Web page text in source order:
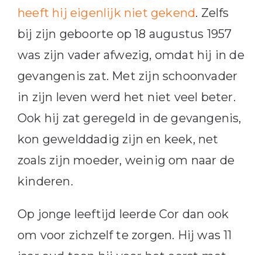
heeft hij eigenlijk niet gekend. Zelfs
bij zijn geboorte op 18 augustus 1957
was zijn vader afwezig, omdat hij in de
gevangenis zat. Met zijn schoonvader
in zijn leven werd het niet veel beter.
Ook hij zat geregeld in de gevangenis,
kon gewelddadig zijn en keek, net
zoals zijn moeder, weinig om naar de
kinderen.
Op jonge leeftijd leerde Cor dan ook
om voor zichzelf te zorgen. Hij was 11